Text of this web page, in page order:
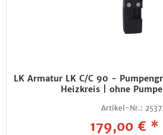
LK Armatur LK C/C 90 -
Heizkreis | ohne
Artikel-Nr.:
179,00 € *